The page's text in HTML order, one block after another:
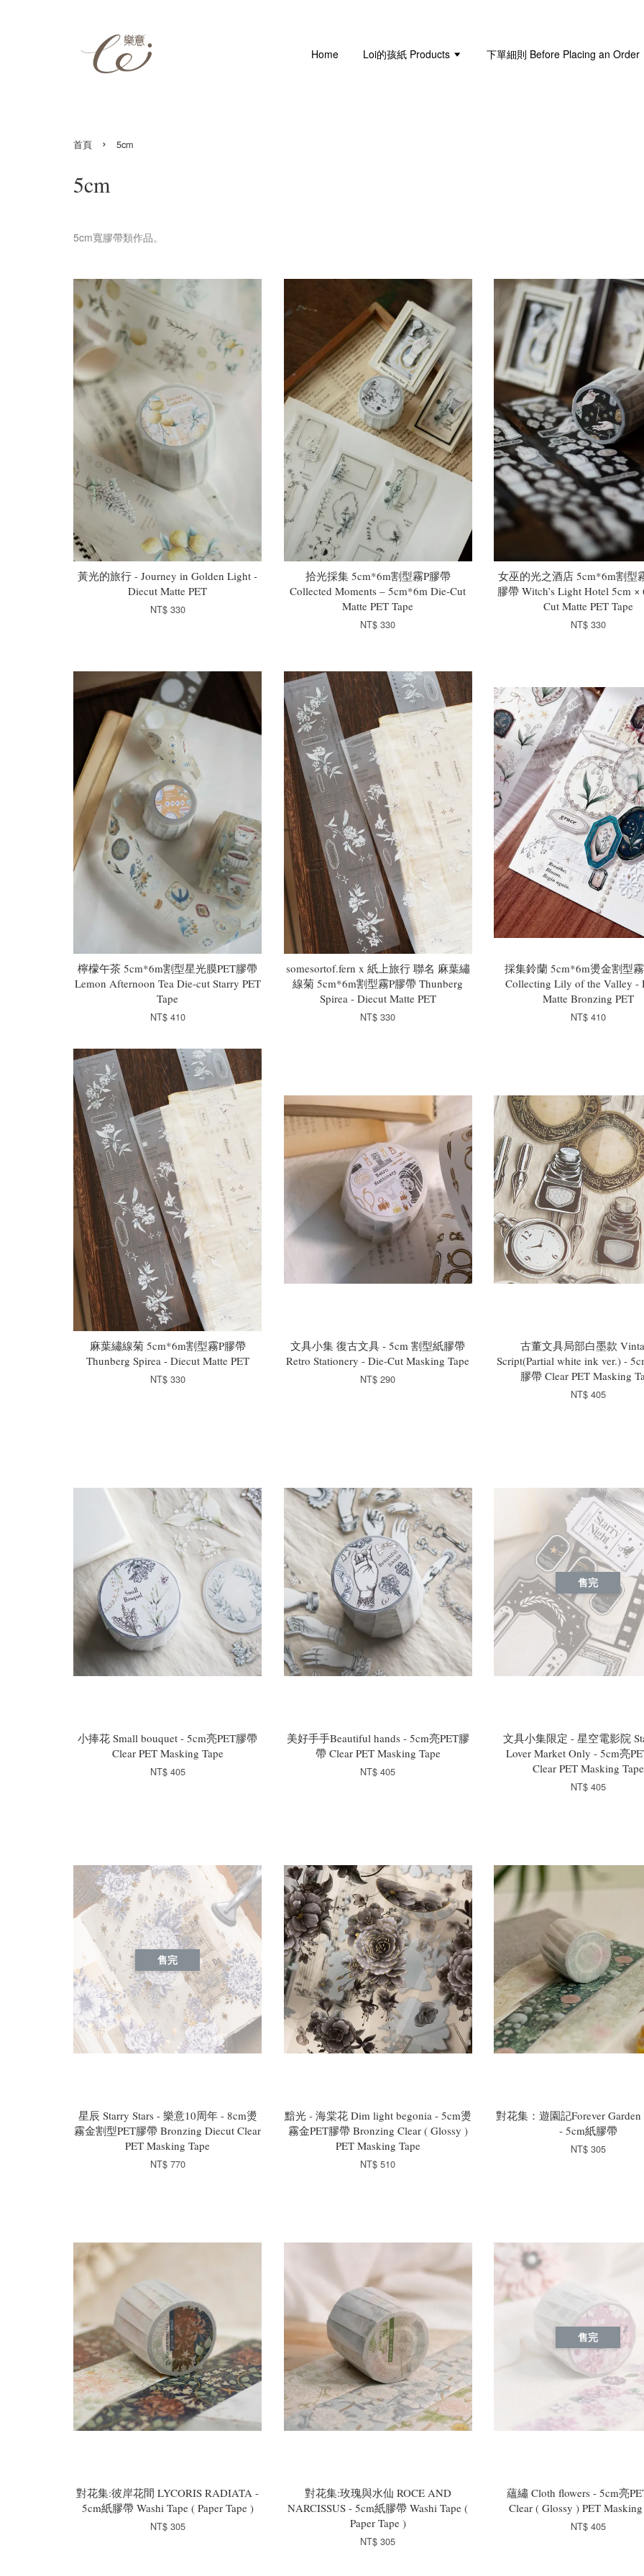
Home Loi的孩紙 Products 下單細則 Before Placing an Order
首頁 › 5cm
5cm
5cm寬膠帶類作品。
黃光的旅行 - Journey in Golden Light -
Diecut Matte PET
NT$ 330
拾光採集 5cm*6m割型霧P膠帶
Collected Moments – 5cm*6m Die-Cut
Matte PET Tape
NT$ 330
女巫的光之酒店 5cm*6m割型
膠帶 Witch’s Light Hotel 5cm ×
Cut Matte PET Tape
NT$ 330
檸檬午茶 5cm*6m割型星光膜PET膠帶
Lemon Afternoon Tea Die-cut Starry PET
Tape
NT$ 410
somesortof.fern x 紙上旅行 聯名 麻葉繡
線菊 5cm*6m割型霧P膠帶 Thunberg
Spirea - Diecut Matte PET
NT$ 330
採集鈴蘭 5cm*6m燙金割型
Collecting Lily of the Valley -
Matte Bronzing PET
NT$ 410
麻葉繡線菊 5cm*6m割型霧P膠帶
Thunberg Spirea - Diecut Matte PET
NT$ 330
文具小集 復古文具 - 5cm 割型紙膠帶
Retro Stationery - Die-Cut Masking Tape
NT$ 290
古董文具局部白墨款
Script(Partial white ink ver.) -
膠帶 Clear PET Masking
NT$ 405
小捧花 Small bouquet - 5cm亮PET膠帶
Clear PET Masking Tape
NT$ 405
美好手手Beautiful hands - 5cm亮PET膠
帶 Clear PET Masking Tape
NT$ 405
售完
文具小集限定 - 星空電影院
Lover Market Only - 5cm亮
Clear PET Masking Tape
NT$ 405
售完
星辰 Starry Stars - 樂意10周年 - 8cm燙
霧金割型PET膠帶 Bronzing Diecut Clear
PET Masking Tape
NT$ 770
黯光 - 海棠花 Dim light begonia - 5cm燙
霧金PET膠帶 Bronzing Clear ( Glossy )
PET Masking Tape
NT$ 510
對花集：遊園記Forever Garden
- 5cm紙膠帶
NT$ 305
對花集:彼岸花間 LYCORIS RADIATA -
5cm紙膠帶 Washi Tape ( Paper Tape )
NT$ 305
對花集:玫瑰與水仙 ROCE AND
NARCISSUS - 5cm紙膠帶 Washi Tape (
Paper Tape )
NT$ 305
售完
蘊繡 Cloth flowers - 5cm亮
Clear ( Glossy ) PET
NT$ 405